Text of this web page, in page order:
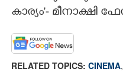
കാര്യം'- മീനാക്ഷി
RELATED TOPICS: CINEMA,